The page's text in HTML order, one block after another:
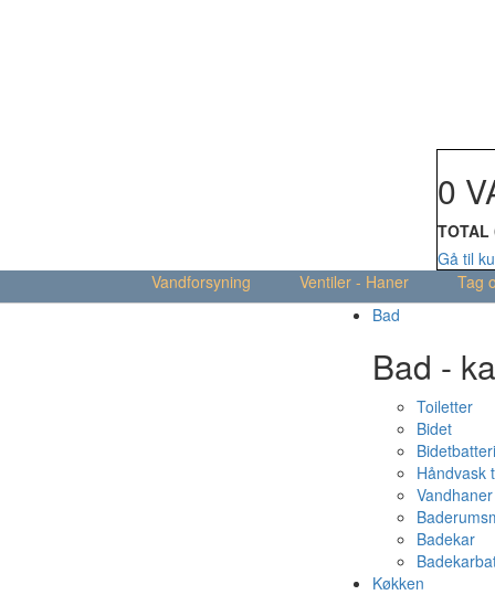
0
TOTAL
Gå til
Vandforsyning
Ventiler - Haner Tag
Bad
Bad -
Toiletter
Bidet
Håndvask
Badekar
Køkken